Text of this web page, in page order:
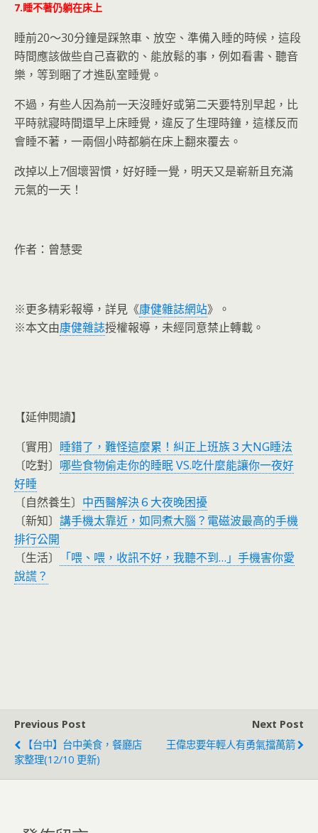
7.睡不著仍躺在床上
睡前20～30分鐘是踩煞車、放空、準備入睡的時候，這段
時間應該做些自己喜歡的、能放鬆的事，例如看書、聽音
樂，等到睏了才進臥室睡覺。
不過，有些人因為前一天沒睡好或第二天要特別早起，比
平時就寢時間還早上床睡覺，違反了生理時鐘，這樣反而
會睡不著，一兩個小時都躺在床上翻來覆去。
改掉以上7個壞習慣，好好睡一覺，明天又是嶄新且充滿
元氣的一天！
作者：曾慧雯
※更多精彩報導，詳見《康健雜誌網站》。
※本文由康健雜誌授權報導，未經同意禁止轉載。
【延伸閱讀】
〔實用〕 睡錯了，難怪這麼累！糾正上班族３大NG睡法
〔吃對〕 哪些食物偷走你的睡眠 VS.吃什麼能讓你一夜好
好睡
〔自然養生〕 中西醫解決６大夜晚困擾
〔新知〕 講手機太靠近，如同煮大腦？電磁波最高的手機
排行公開
〔生活〕
「喂、喂，收訊不好，我聽不到…」手機害你愛
說謊？
Previous Post
【台中】台中美食，餐廳店
家整理(12/10 更新)
Next Post
王偉忠要年輕人有勇氣擋萬箭